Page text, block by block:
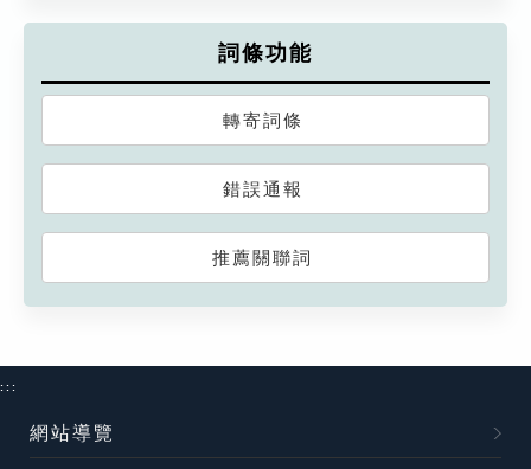
詞條功能
轉寄詞條
錯誤通報
推薦關聯詞
:::
網站導覽